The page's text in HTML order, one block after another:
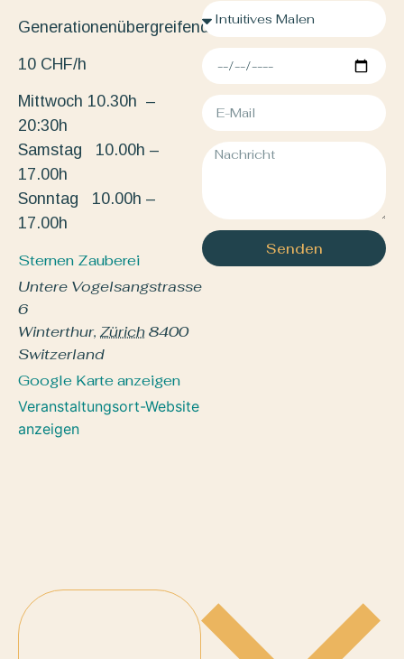
Generationenübergreifend.
10 CHF/h
Mittwoch 10.30h –
20:30h
Samstag 10.00h –
17.00h
Sonntag 10.00h –
17.00h
Sternen Zauberei
Untere Vogelsangstrasse
6
Winterthur, Zürich8400
Switzerland
Google Karte anzeigen
Veranstaltungsort-Website
anzeigen
Senden